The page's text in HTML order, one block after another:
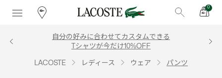
0
自分の好みに合わせてカスタムできる
Tシャツが今だけ10%OFF
LACOSTE レディース ウェア パンツ